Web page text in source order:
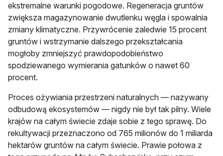
ekstremalne warunki pogodowe. Regeneracja gruntów
zwiększa magazynowanie dwutlenku węgla i spowalnia
zmiany klimatyczne. Przywrócenie zaledwie 15 procent
gruntów i wstrzymanie dalszego przekształcania
mogłoby zmniejszyć prawdopodobieństwo
spodziewanego wymierania gatunków o nawet 60
procent.
Proces ożywiania przestrzeni naturalnych — nazywany
odbudową ekosystemów — nigdy nie był tak pilny. Wiele
krajów na całym świecie zdaje sobie z tego sprawę. Do
rekultywacji przeznaczono od 765 milionów do 1 miliarda
hektarów gruntów na całym świecie. Prawie połowa z